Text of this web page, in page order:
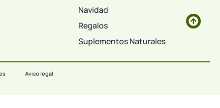
Navidad
Regalos
Suplementos Naturales
Aviso legal